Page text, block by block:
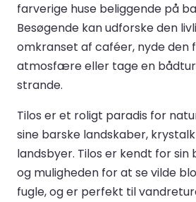
farverige huse beliggende på
Besøgende kan udforske den
omkranset af caféer, nyde den
atmosfære eller tage en
strande.
Tilos er et roligt paradis for
sine barske landskaber,
landsbyer. Tilos er kendt for sin
og muligheden for at se vilde
fugle, og er perfekt til